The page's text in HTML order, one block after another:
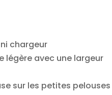
chargeur
légère avec une largeur
sur les petites pelouses